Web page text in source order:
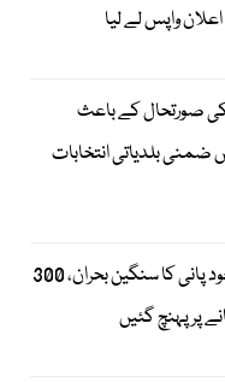
اعلان واپس لے لیا
کی صورتحال کے باعث
بلدیاتی انتخابات
حب ڈیم بھرنے کے باوجود پانی کا سنگین بحران، 300
پر پہنچ گئیں